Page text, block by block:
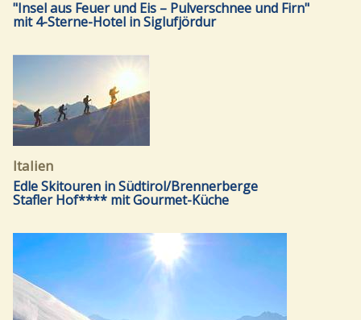
"Insel aus Feuer und Eis – Pulverschnee und Firn"
mit 4-Sterne-Hotel in Siglufjördur
Italien
Edle Skitouren in Südtirol/Brennerberge
Stafler Hof**** mit Gourmet-Küche